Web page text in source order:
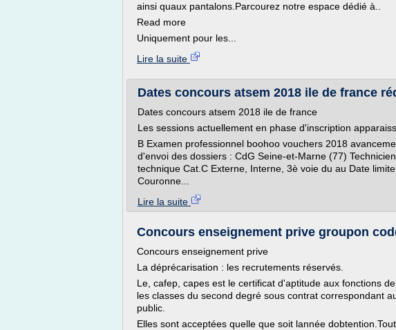
ainsi quaux pantalons.Parcourez notre espace dédié à..
Read more
Uniquement pour les...
Lire la suite
Dates concours atsem 2018 ile de france
Dates concours atsem 2018 ile de france
Les sessions actuellement en phase d'inscription
B Examen professionnel boohoo vouchers 2018
d'envoi des dossiers : CdG Seine-et-Marne (77)
technique Cat.C Externe, Interne, 3è voie du au Date
Couronne...
Lire la suite
Concours enseignement prive groupon
Concours enseignement prive
La déprécarisation : les recrutements réservés.
Le, cafep, capes est le certificat d'aptitude aux fonctions
les classes du second degré sous contrat correspondant
public.
Elles sont acceptées quelle que soit lannée